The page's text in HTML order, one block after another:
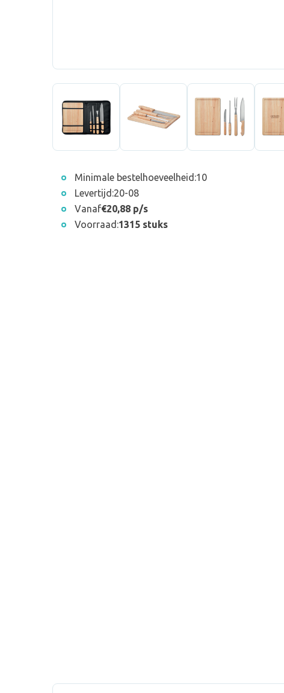
Minimale bestelhoeveelheid:10
Levertijd:20-08
Vanaf€20,88 p/s
Voorraad:1315 stuks